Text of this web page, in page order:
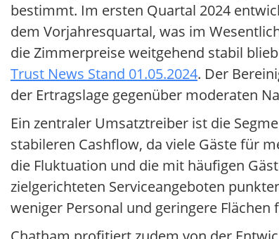
bestimmt. Im ersten Quartal 2024
dem Vorjahresquartal, was im
die Zimmerpreise weitgehend stabil
Trust News Stand 01.05.2024. Der
der Ertragslage gegenüber moderaten
Ein zentraler Umsatztreiber ist die
stabileren Cashflow, da viele Gäste für
die Fluktuation und die mit häufigen
zielgerichteten Serviceangeboten
weniger Personal und geringere